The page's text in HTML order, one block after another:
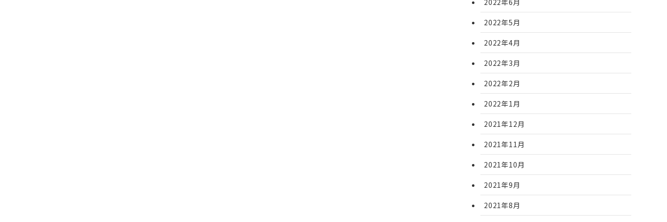
2022年5月
2022年4月
2022年3月
2022年2月
2022年1月
2021年12月
2021年11月
2021年10月
2021年9月
2021年8月